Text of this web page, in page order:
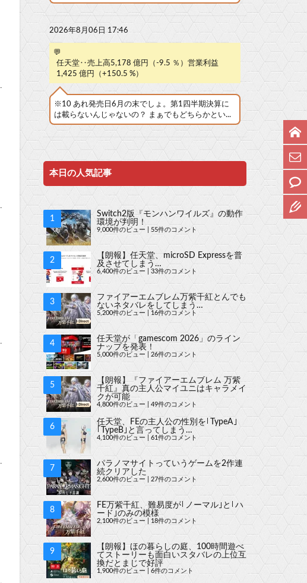
2026年8月06日 17:46
💬
任天堂‥売上高5,178 億円（-9.5 ％）営業利益
1,425 億円（+150.5 %）
※10 あれ発売日6月の末でしょ。第1四半期決算に
は載らないんじゃないの？ まぁでもどちらかとい...
本日の人気記事
Switch2版『モンハンワイルズ』の動作
環境が判明！
9,000件のビュー 55件のコメント
【朗報】任天堂、microSD Expressを普
及させてしまう…
6,400件のビュー 33件のコメント
ファイアーエムブレム万紫千紅とんでも
ないネタバレをしてしまう…
5,200件のビュー 16件のコメント
任天堂が「gamescom 2026」のライン
ナップを発表！
5,000件のビュー 26件のコメント
【朗報】『ファイアーエムブレム 万紫
千紅』真の主人公マイユニはキャラメイ
クが可能
4,800件のビュー 49件のコメント
任天堂、FEの主人公の性別を｢TypeA｣
｢TypeB｣と言ってしまう…
4,100件のビュー 61件のコメント
パラノマサイトっていうゲームを2作連
続クリアした
2,600件のビュー 27件のコメント
FE万紫千紅、難易度が｢ノーマル｣と｢ハ
ード｣のみの模様
2,100件のビュー 18件のコメント
【朗報】ほの暮らしの庭、100時間遊べ
てストーリーも面白いスタバレの上位互
換だとまじで好評
1,900件のビュー 6件のコメント